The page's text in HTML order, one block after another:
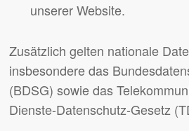
unserer Website.
Zusätzlich gelten nationale
insbesondere das
(BDSG) sowie das
Dienste-Datenschutz-Gesetz